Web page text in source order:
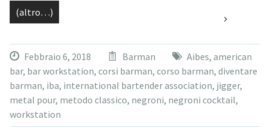
(altro…)
Febbraio 6, 2018 Barman Aibes, american
bar, bar workstation, corsi barman, corso barman, diventare
barman, iba, international bartender association, jigger,
metal pour, metodo classico, negroni, negroni cocktail,
workstation